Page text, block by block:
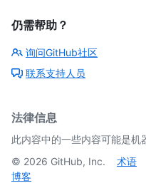
仍需帮助？
询问GitHub社区
联系支持人员
法律信息
此内容中的一些内容可能是机
© 2026 GitHub, Inc. 术语
博客